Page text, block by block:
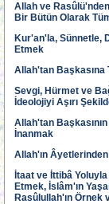
Allah ve
Bir Bütün Olarak
Kur'an'la, Sünnetle,
Etmek
Allah'tan
Sevgi, Hürmet ve
İdeolojiyi Aşırı
Allah'tan
İnanmak
Allah'ın
İtaat ve İttibâ
Etmek, İslâm'ın
Rasûlullah'ın Örnek